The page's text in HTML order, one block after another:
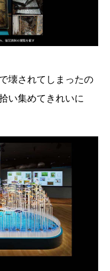
壊されてしまったの
い集めてきれいに